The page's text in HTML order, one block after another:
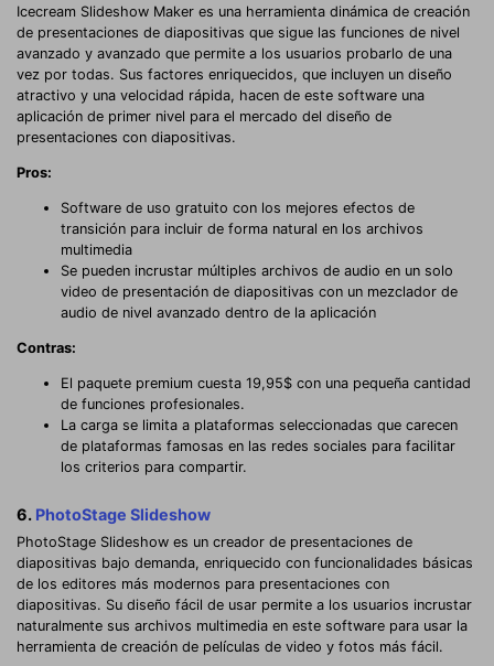
Icecream Slideshow Maker es una herramienta dinámica de creación
de presentaciones de diapositivas que sigue las funciones de nivel
avanzado y avanzado que permite a los usuarios probarlo de una
vez por todas. Sus factores enriquecidos, que incluyen un diseño
atractivo y una velocidad rápida, hacen de este software una
aplicación de primer nivel para el mercado del diseño de
presentaciones con diapositivas.
Pros:
Software de uso gratuito con los mejores efectos de
transición para incluir de forma natural en los archivos
multimedia
Se pueden incrustar múltiples archivos de audio en un solo
video de presentación de diapositivas con un mezclador de
audio de nivel avanzado dentro de la aplicación
Contras:
El paquete premium cuesta 19,95$ con una pequeña cantidad
de funciones profesionales.
La carga se limita a plataformas seleccionadas que carecen
de plataformas famosas en las redes sociales para facilitar
los criterios para compartir.
6. PhotoStage Slideshow
PhotoStage Slideshow es un creador de presentaciones de
diapositivas bajo demanda, enriquecido con funcionalidades básicas
de los editores más modernos para presentaciones con
diapositivas. Su diseño fácil de usar permite a los usuarios incrustar
naturalmente sus archivos multimedia en este software para usar la
herramienta de creación de películas de video y fotos más fácil.